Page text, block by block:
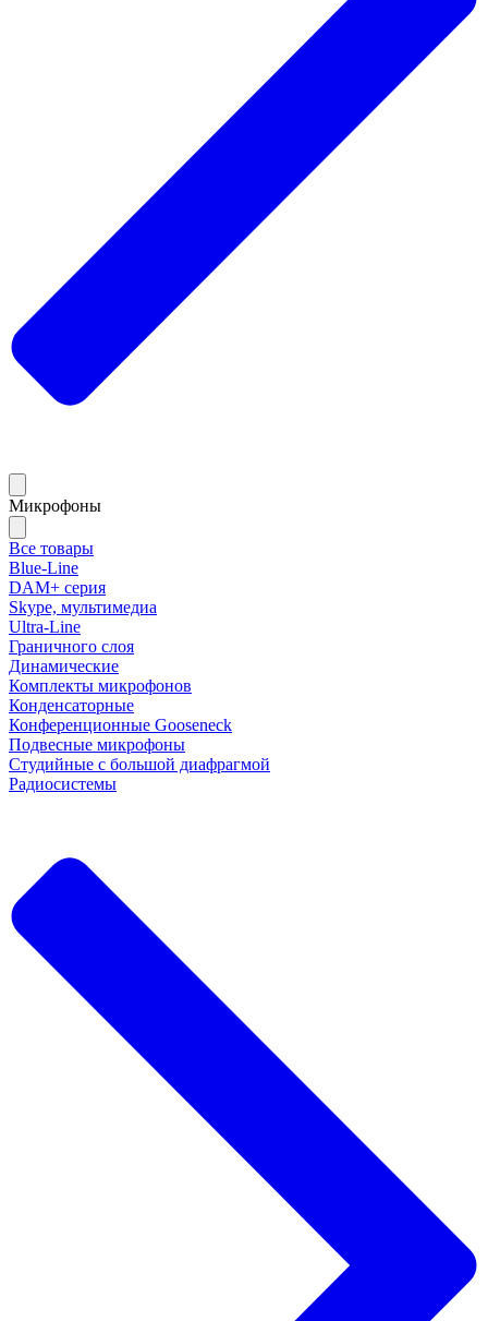
Микрофоны
Все товары
Blue-Line
DAM+ серия
Skype, мультимедиа
Ultra-Line
Граничного слоя
Динамические
Комплекты микрофонов
Конденсаторные
Конференционные Gooseneck
Подвесные микрофоны
Студийные с большой диафрагмой
Радиосистемы